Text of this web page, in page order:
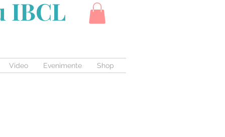
IBCL
Video Evenimente Shop